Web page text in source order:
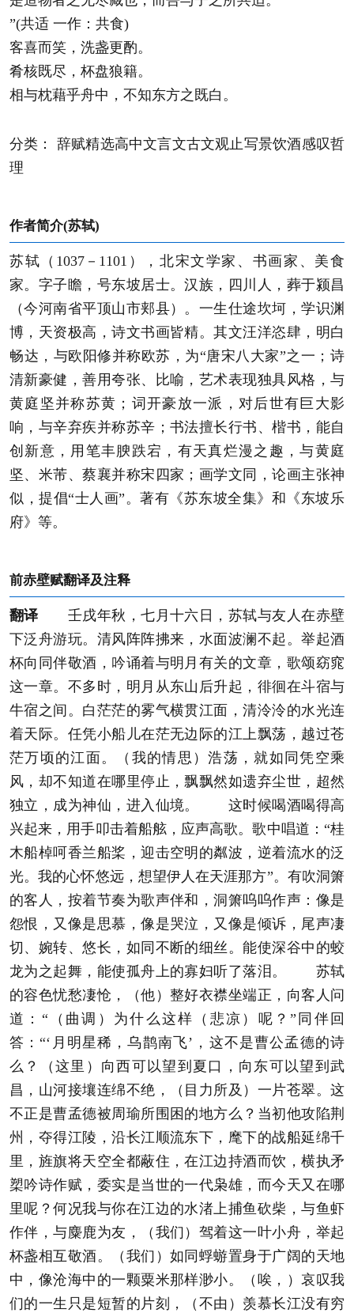
”(共适 一作：共食)
客喜而笑，洗盏更酌。
肴核既尽，杯盘狼籍。
相与枕藉乎舟中，不知东方之既白。
分类： 辞赋精选高中文言文古文观止写景饮酒感叹哲
理
作者简介(苏轼)
苏轼（1037－1101），北宋文学家、书画家、美食
家。字子瞻，号东坡居士。汉族，四川人，葬于颍昌
（今河南省平顶山市郏县）。一生仕途坎坷，学识渊
博，天资极高，诗文书画皆精。其文汪洋恣肆，明白
畅达，与欧阳修并称欧苏，为“唐宋八大家”之一；诗
清新豪健，善用夸张、比喻，艺术表现独具风格，与
黄庭坚并称苏黄；词开豪放一派，对后世有巨大影
响，与辛弃疾并称苏辛；书法擅长行书、楷书，能自
创新意，用笔丰腴跌宕，有天真烂漫之趣，与黄庭
坚、米芾、蔡襄并称宋四家；画学文同，论画主张神
似，提倡“士人画”。著有《苏东坡全集》和《东坡乐
府》等。
前赤壁赋翻译及注释
翻译 壬戌年秋，七月十六日，苏轼与友人在赤壁
下泛舟游玩。清风阵阵拂来，水面波澜不起。举起酒
杯向同伴敬酒，吟诵着与明月有关的文章，歌颂窈窕
这一章。不多时，明月从东山后升起，徘徊在斗宿与
牛宿之间。白茫茫的雾气横贯江面，清泠泠的水光连
着天际。任凭小船儿在茫无边际的江上飘荡，越过苍
茫万顷的江面。（我的情思）浩荡，就如同凭空乘
风，却不知道在哪里停止，飘飘然如遗弃尘世，超然
独立，成为神仙，进入仙境。 这时候喝酒喝得高
兴起来，用手叩击着船舷，应声高歌。歌中唱道：“桂
木船棹呵香兰船桨，迎击空明的粼波，逆着流水的泛
光。我的心怀悠远，想望伊人在天涯那方”。有吹洞箫
的客人，按着节奏为歌声伴和，洞箫呜呜作声：像是
怨恨，又像是思慕，像是哭泣，又像是倾诉，尾声凄
切、婉转、悠长，如同不断的细丝。能使深谷中的蛟
龙为之起舞，能使孤舟上的寡妇听了落泪。 苏轼
的容色忧愁凄怆，（他）整好衣襟坐端正，向客人问
道：“（曲调）为什么这样（悲凉）呢？”同伴回
答：“‘月明星稀，乌鹊南飞’，这不是曹公孟德的诗
么？（这里）向西可以望到夏口，向东可以望到武
昌，山河接壤连绵不绝，（目力所及）一片苍翠。这
不正是曹孟德被周瑜所围困的地方么？当初他攻陷荆
州，夺得江陵，沿长江顺流东下，麾下的战船延绵千
里，旌旗将天空全都蔽住，在江边持酒而饮，横执矛
槊吟诗作赋，委实是当世的一代枭雄，而今天又在哪
里呢？何况我与你在江边的水渚上捕鱼砍柴，与鱼虾
作伴，与麋鹿为友，（我们）驾着这一叶小舟，举起
杯盏相互敬酒。（我们）如同蜉蝣置身于广阔的天地
中，像沧海中的一颗粟米那样渺小。（唉，）哀叹我
们的一生只是短暂的片刻，（不由）羡慕长江没有穷